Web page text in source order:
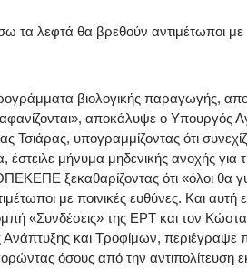
τα λεφτά θα βρεθούν αντιμέτωποι με
βιολογικής παραγωγής,
αποκάλυψε ο Υπουργός
Τσιάρας, υπογραμμίζοντας ότι
έστειλε μήνυμα μηδενικής ανοχής για
ξεκαθαρίζοντας ότι «όλοι θα
με ποινικές ευθύνες. Και αυτή
«Συνδέσεις» της ΕΡΤ και τον
Ανάπτυξης και Τροφίμων, περιέγραψε
όσους από την αντιπολίτευση